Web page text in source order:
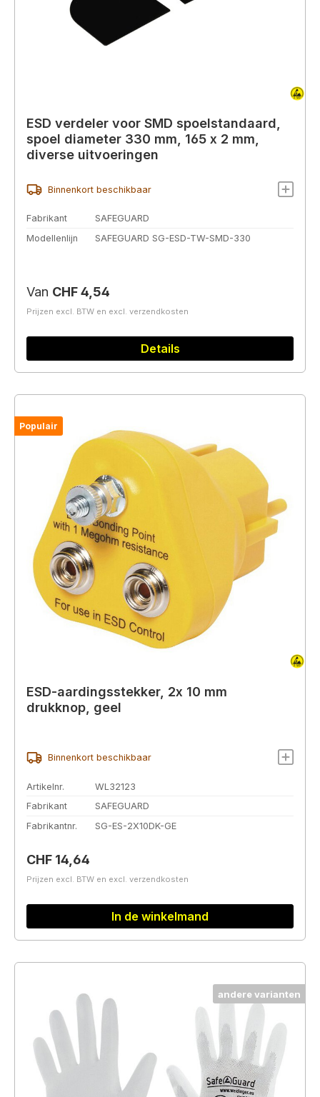
ESD verdeler voor SMD spoelstandaard,
spoel diameter 330 mm, 165 x 2 mm,
diverse uitvoeringen
Binnenkort beschikbaar
Fabrikant
SAFEGUARD
Modellenlijn
SAFEGUARD SG-ESD-TW-SMD-330
Normale prijs:
Van CHF 4,54
Prijzen excl. BTW en excl. verzendkosten
Details
Populair
ESD-aardingsstekker, 2x 10 mm
drukknop, geel
Binnenkort beschikbaar
Artikelnr.
WL32123
Fabrikant
SAFEGUARD
Fabrikantnr.
SG-ES-2X10DK-GE
Normale prijs:
CHF 14,64
Prijzen excl. BTW en excl. verzendkosten
In de winkelmand
andere varianten